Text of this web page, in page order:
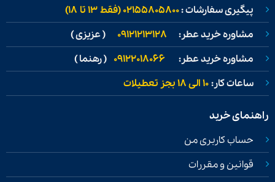
پیگیری سفارشات :02155805800 (فقط ۱۳ تا ۱۸)
مشاوره خرید عطر: 09121213128 ( عزیزی )
مشاوره خرید عطر: 09122018066 ( رهنما )
ساعات کار:۱۰ الی ۱۸ بجز تعطیلات
راهنمای خرید
حساب کاربری من
قوانین و مقررات